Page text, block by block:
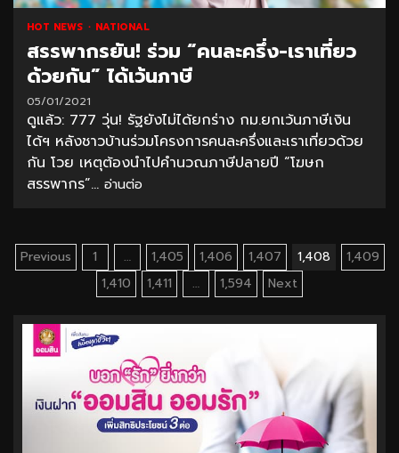
HOT NEWS NATIONAL
สรรพากรยัน! ร่วม “คนละครึ่ง-เราเที่ยว
ด้วยกัน” ได้เว้นภาษี
05/01/2021
ดูแล้ว: 777 วุ่น! รัฐยังไม่ได้ยกร่าง กม.ยกเว้นภาษีเงิน
ได้ฯ หลังชาวบ้านร่วมโครงการคนละครึ่งและเราเที่ยวด้วย
กัน โวย เหตุต้องนำไปคำนวณภาษีปลายปี “โฆษก
สรรพากร”... อ่านต่อ
Posts
pagination
Previous 1 … 1,405 1,406 1,407 1,408
1,409
1,410
1,411 … 1,594 Next